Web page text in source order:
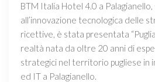
BTM Italia Hotel 4.0 a
all’innovazione tecnologica delle
ricettive, è stata presentata
realtà nata da oltre 20 anni di
strategici nel territorio pugliese in
ed IT a Palagianello.